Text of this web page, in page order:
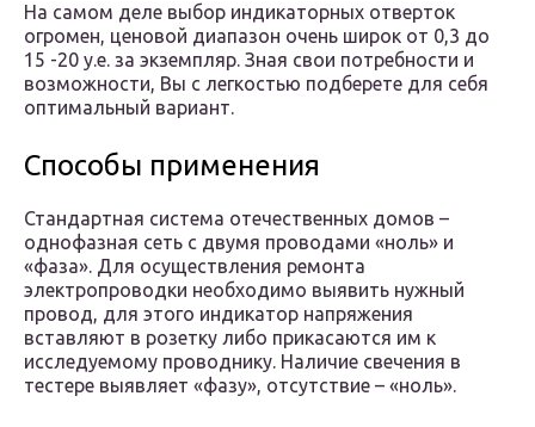
На самом деле выбор индикаторных отверток
огромен, ценовой диапазон очень широк от 0,3 до
15 -20 у.е. за экземпляр. Зная свои потребности и
возможности, Вы с легкостью подберете для себя
оптимальный вариант.
Способы применения
Стандартная система отечественных домов –
однофазная сеть с двумя проводами «ноль» и
«фаза». Для осуществления ремонта
электропроводки необходимо выявить нужный
провод, для этого индикатор напряжения
вставляют в розетку либо прикасаются им к
исследуемому проводнику. Наличие свечения в
тестере выявляет «фазу», отсутствие – «ноль».